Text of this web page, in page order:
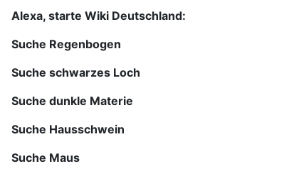
Alexa, starte Wiki Deutschland:
Suche Regenbogen
Suche schwarzes Loch
Suche dunkle Materie
Suche Hausschwein
Suche Maus